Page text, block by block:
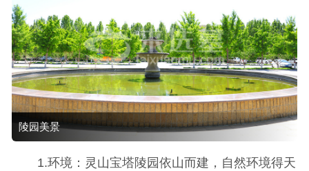
陵园美景
1.环境：灵山宝塔陵园依山而建，自然环境得天